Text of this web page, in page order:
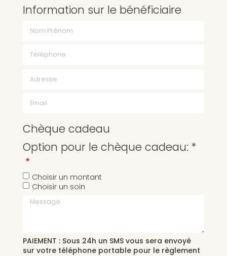
Information sur le bénéficiaire
Chèque cadeau
Option pour le chèque cadeau: *
Choisir un montant
Choisir un soin
Message
PAIEMENT : Sous 24h un SMS vous sera envoyé
sur votre téléphone portable pour le règlement